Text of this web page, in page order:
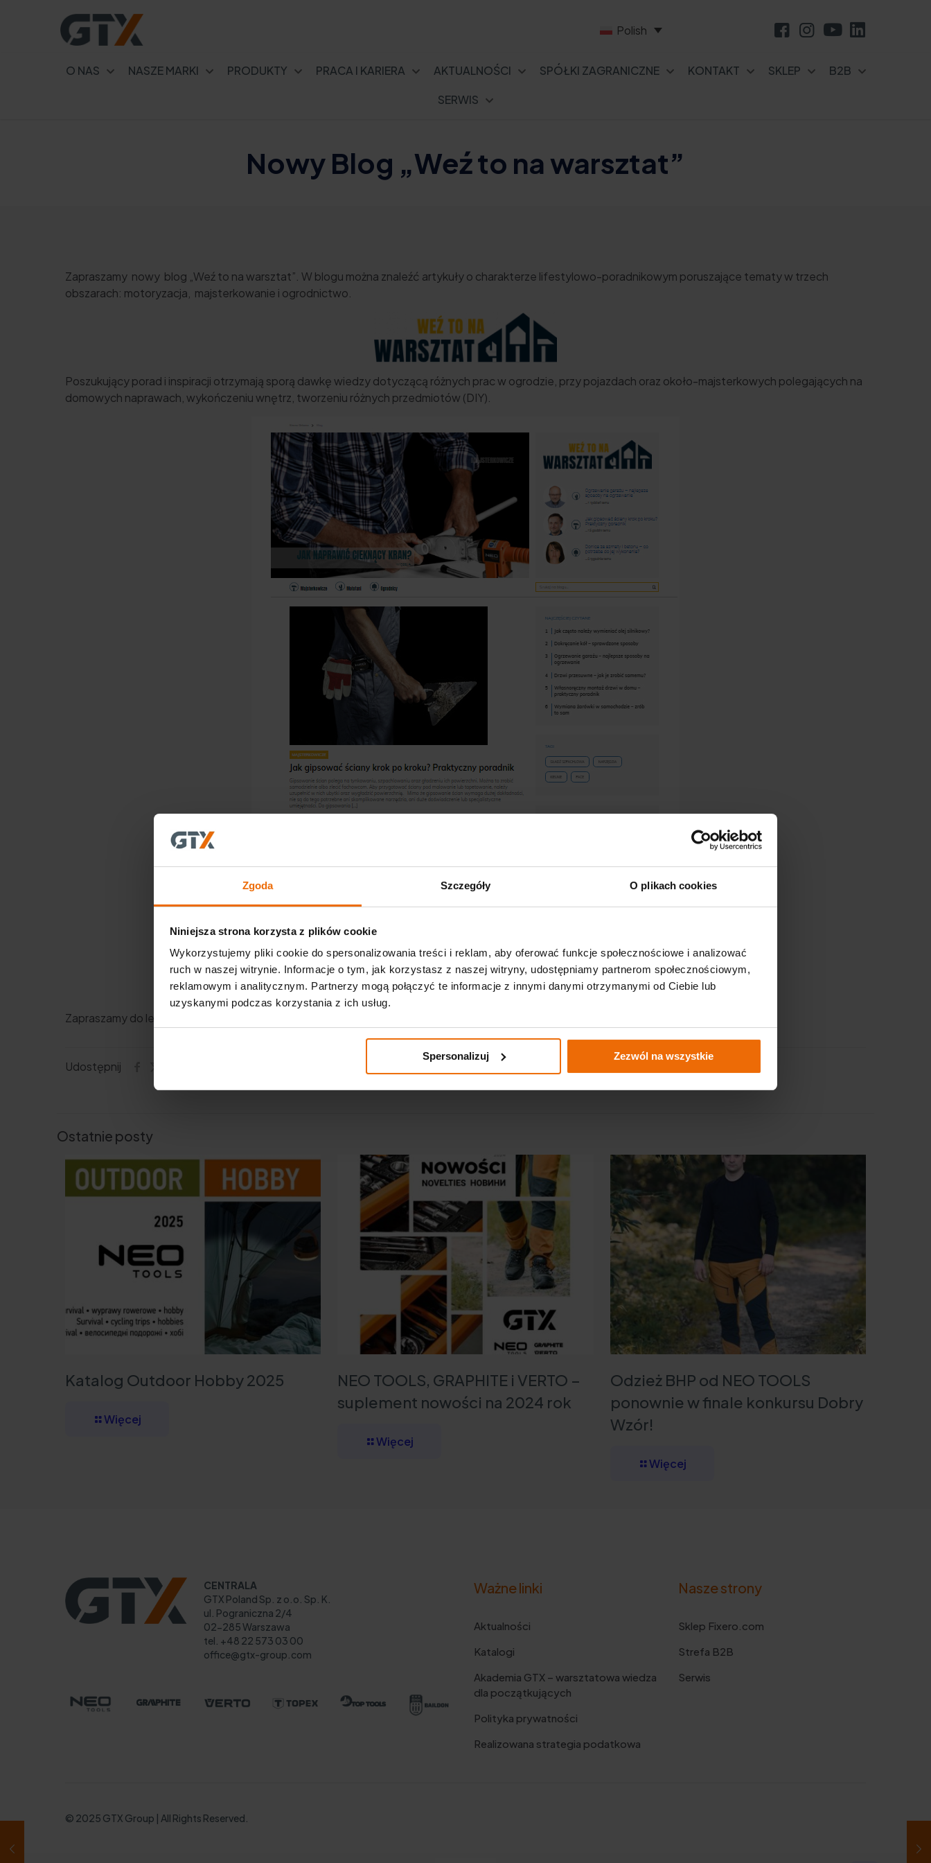
Zgoda Szczegóły O plikach cookies
Niniejsza strona korzysta z plików cookie
Wykorzystujemy pliki cookie do spersonalizowania treści i reklam, aby oferować funkcje społecznościowe i analizować
ruch w naszej witrynie. Informacje o tym, jak korzystasz z naszej witryny, udostępniamy partnerom społecznościowym,
reklamowym i analitycznym. Partnerzy mogą połączyć te informacje z innymi danymi otrzymanymi od Ciebie lub
uzyskanymi podczas korzystania z ich usług.
Spersonalizuj Zezwól na wszystkie
Polish
O NAS NASZE MARKI PRODUKTY PRACA I KARIERA AKTUALNOŚCI SPÓŁKI ZAGRANICZNE KONTAKT SKLEP
B2B
SERWIS
Nowy Blog „Weź to na warsztat”
Zapraszamy nowy blog „Weź to na warsztat”. W blogu można znaleźć artykuły o charakterze lifestylowo-poradnikowym poruszające tematy w trzech
obszarach: motoryzacja, majsterkowanie i ogrodnictwo.
Poszukujący porad i inspiracji otrzymają sporą dawkę wiedzy dotyczącą różnych prac w ogrodzie, przy pojazdach oraz około-majsterkowych polegających na
domowych naprawach, wykończeniu wnętrz, tworzeniu różnych przedmiotów (DIY).
Zapraszamy do lektury!
Udostępnij
Ostatnie posty
Katalog Outdoor Hobby 2025
Więcej
NEO TOOLS, GRAPHITE i VERTO –
suplement nowości na 2024 rok
Więcej
Odzież BHP od NEO TOOLS
ponownie w finale konkursu Dobry
Wzór!
Więcej
CENTRALA
GTX Poland Sp. z o.o. Sp. K.
ul. Pograniczna 2/4
02-285 Warszawa
tel. +48 22 573 03 00
office@gtx-group.com
Ważne linki
Aktualności
Katalogi
Akademia GTX – warsztatowa wiedza
dla początkujących
Polityka prywatności
Realizowana strategia podatkowa
Nasze strony
Sklep Fixero.com
Strefa B2B
Serwis
© 2025 GTX Group | All Rights Reserved.